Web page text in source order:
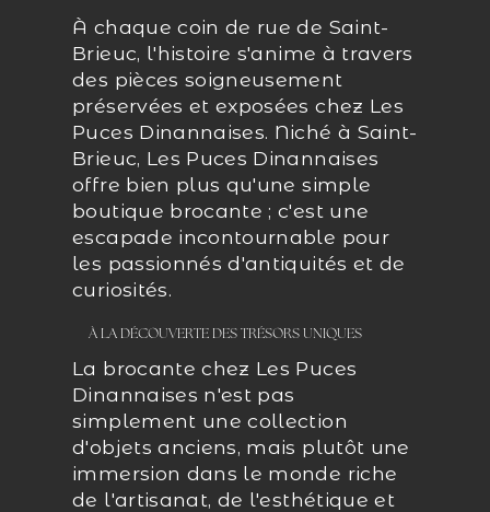
À chaque coin de rue de Saint-
Brieuc, l'histoire s'anime à travers
des pièces soigneusement
préservées et exposées chez Les
Puces Dinannaises. Niché à Saint-
Brieuc, Les Puces Dinannaises
offre bien plus qu'une simple
boutique brocante ; c'est une
escapade incontournable pour
les passionnés d'antiquités et de
curiosités.
À LA DÉCOUVERTE DES TRÉSORS UNIQUES
La brocante chez Les Puces
Dinannaises n'est pas
simplement une collection
d'objets anciens, mais plutôt une
immersion dans le monde riche
de l'artisanat, de l'esthétique et